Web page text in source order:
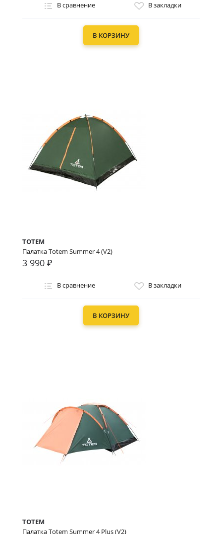
В сравнение В закладки
В КОРЗИНУ
TOTEM
Палатка Totem Summer 4 (V2)
3 990 ₽
В сравнение В закладки
В КОРЗИНУ
TOTEM
Палатка Totem Summer 4 Plus (V2)